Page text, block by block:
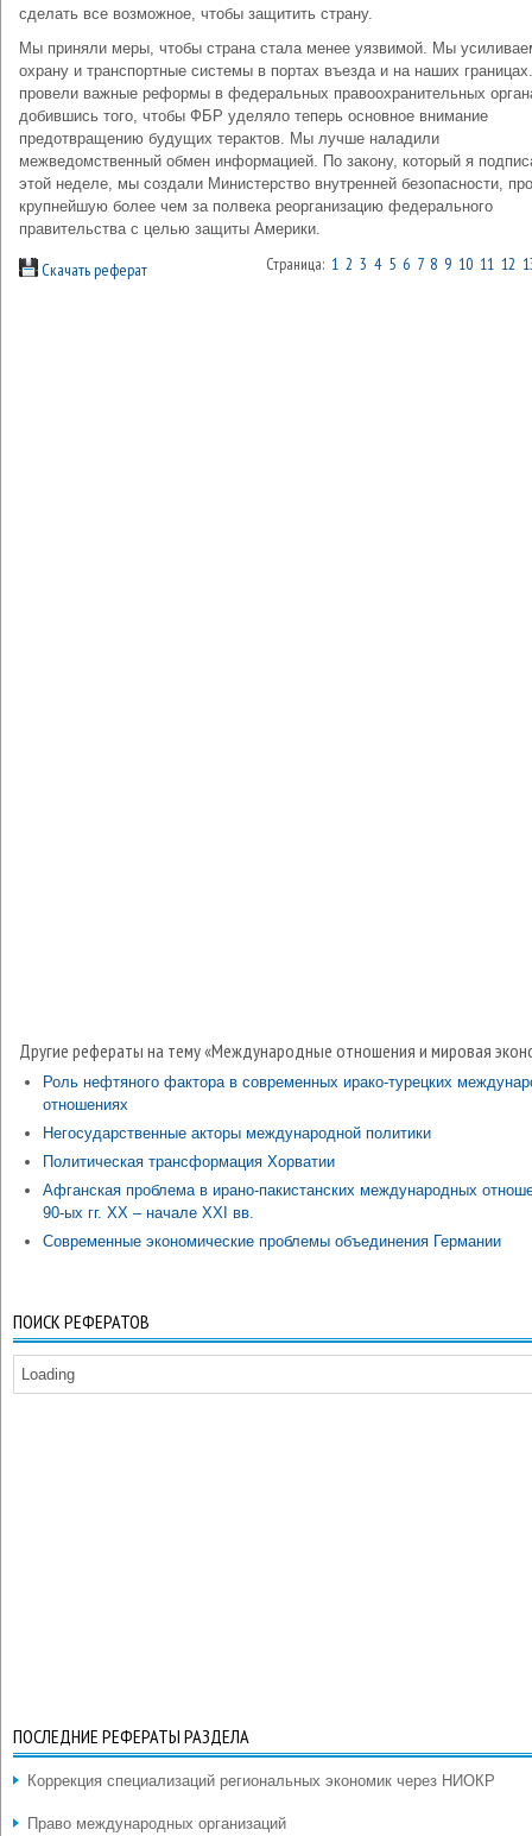
сделать все возможное, чтобы защитить страну.
Мы приняли меры, чтобы страна стала менее уязвимой. Мы
охрану и транспортные системы в портах въезда и на наших
провели важные реформы в федеральных правоохранительных
добившись того, чтобы ФБР уделяло теперь основное внимание
предотвращению будущих терактов. Мы лучше наладили
межведомственный обмен информацией. По закону, который я
этой неделе, мы создали Министерство внутренней безопасности,
крупнейшую более чем за полвека реорганизацию федерального
правительства с целью защиты Америки.
Скачать реферат Страница: 1 2 3 4 5 6 7 8 9 10 11 12
Другие рефераты на тему «Международные отношения и мировая
Роль нефтяного фактора в современных ирако-турецких
отношениях
Негосударственные акторы международной политики
Политическая трансформация Хорватии
Афганская проблема в ирано-пакистанских международных
90-ых гг. XX – начале XXI вв.
Современные экономические проблемы объединения Германии
ПОИСК РЕФЕРАТОВ
Loading
ПОСЛЕДНИЕ РЕФЕРАТЫ РАЗДЕЛА
Коррекция специализаций региональных экономик через НИОКР
Право международных организаций